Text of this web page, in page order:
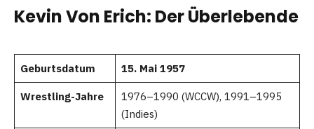
Kevin Von Erich: Der Überlebende
Geburtsdatum 15. Mai 1957
Wrestling-Jahre
1976–1990 (WCCW), 1991–1995
(Indies)